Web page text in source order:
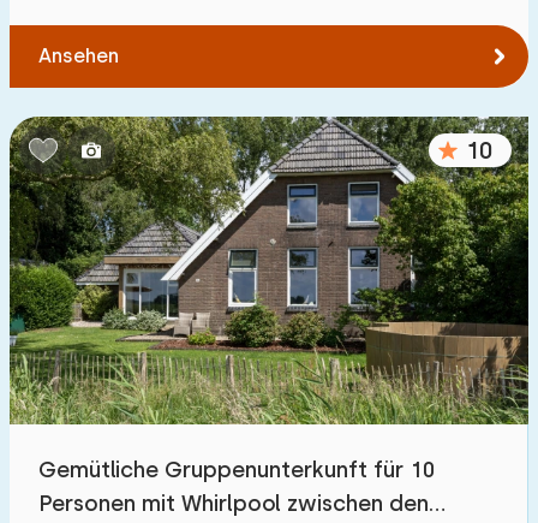
1 2
Zum Wasser(max. km):
1 2 5 10 20
Zu öffentlichen Verkehrsmitteln(max. km):
0,2 0,5 1 2 5
Unterkunft
Im Ferienpark
Ansehen
10
Gemütliche Gruppenunterkunft für 10
Personen mit Whirlpool zwischen den